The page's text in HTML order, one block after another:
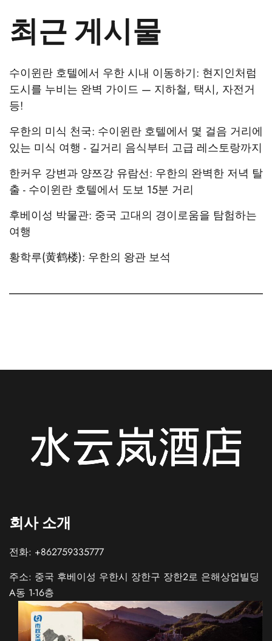
최근 게시물
수이윈란 호텔에서 우한 시내 이동하기: 현지인처럼
도시를 누비는 완벽 가이드 — 지하철, 택시, 자전거
등!
우한의 미식 천국: 수이윈란 호텔에서 몇 걸음 거리에
있는 미식 여행 - 길거리 음식부터 고급 레스토랑까지
한커우 강변과 양쯔강 유람선: 우한의 완벽한 저녁 탈
출 - 수이윈란 호텔에서 도보 15분 거리
후베이성 박물관: 중국 고대의 경이로움을 탐험하는
여행
황학루(黄鹤楼): 우한의 왕관 보석
회사 소개
전화: +862759335777
주소: 중국 후베이성 우한시 장한구 장한2로 은해상업빌딩
A동 1-16층